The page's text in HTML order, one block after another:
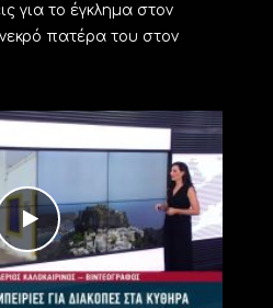
για το έγκλημα στον
πατέρα του στον